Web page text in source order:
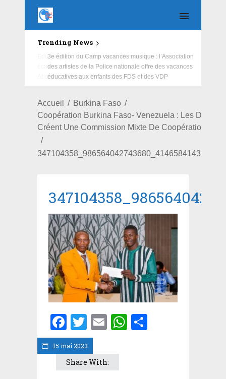
Trending News
Education : la fédération de la Russie rénove les
écoles primaire et collège du Camp Général
Aboubacar Sangoulé Lamizana
Accueil
Burkina Faso
Coopération Burkina Faso- Venezuela : Les Deux
Créent Une Commission Mixte De Coopération
15 mai 2023
Facebook
Twitter
EmailWhatsApp
Share With: